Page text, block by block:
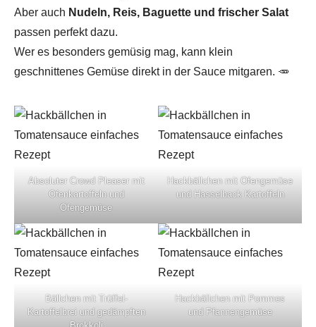
Aber auch Nudeln, Reis, Baguette und frischer Salat
passen perfekt dazu.
Wer es besonders gemüsig mag, kann klein
geschnittenes Gemüse direkt in der Sauce mitgaren. 🥕
Absoluter Crowd Pleaser mit
Ofenkartoffeln und
Ofengemüse
Hackbällchen mit Ofengemüse
und Hasselback Kartoffeln
Bällchen mit Trüffel-
Kartoffelbrei und gedämpften
Hackbällchen mit Pommes
und Pfannengemüse